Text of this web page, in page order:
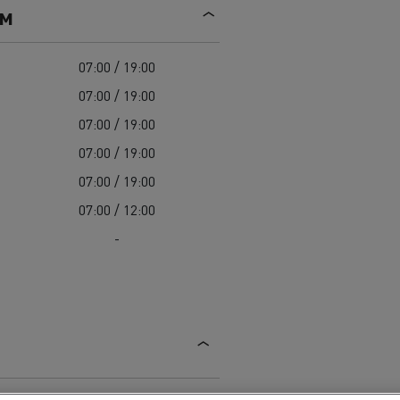
Radovi na održavanju cesta
Oprema za lokalne uprave
07:00 / 19:00
07:00 / 19:00
07:00 / 19:00
07:00 / 19:00
07:00 / 19:00
07:00 / 12:00
-